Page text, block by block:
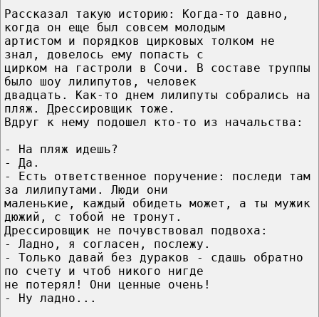
Рассказал такую историю: Когда-то давно,
когда он еще был совсем молодым
артистом и порядков цирковых толком не
знал, довелось ему попасть с
цирком на гастроли в Сочи. В составе труппы
было шоу лилипутов, человек
двадцать. Как-то днем лилипуты собрались на
пляж. Дрессировщик тоже.
Вдруг к нему подошел кто-то из начальства:
- На пляж идешь?
- Да.
- Есть ответственное поручение: последи там
за лилипутами. Люди они
маленькие, каждый обидеть может, а ты мужик
дюжий, с тобой не тронут.
Дрессировщик не почувствовал подвоха:
- Ладно, я согласен, послежу.
- Только давай без дураков - сдашь обратно
по счету и чтоб никого нигде
не потерял! Они ценные очень!
- Ну ладно...